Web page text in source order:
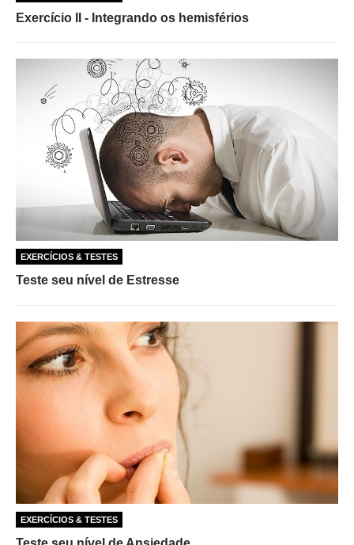
Exercício II - Integrando os hemisférios
EXERCÍCIOS & TESTES
Teste seu nível de Estresse
EXERCÍCIOS & TESTES